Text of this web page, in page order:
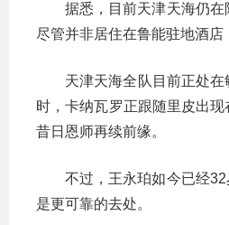
据悉，目前天津天海仍
尽管并非居住在鲁能驻地酒
天津天海全队目前正处
时，卡纳瓦罗正跟随里皮出
昔日恩师再续前缘。
不过，王永珀如今已经
是更可靠的去处。